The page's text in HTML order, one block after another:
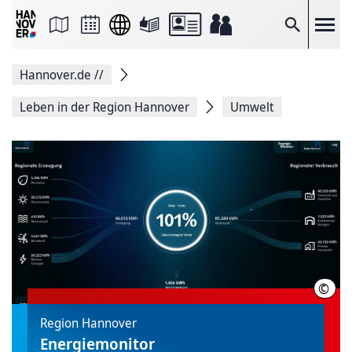
Suche
Seite
Facebook
Seitenlink
Seite
Drucken
Hannover.de //
Leben in der Region Hannover
Umwelt
© RH
Region Hannover
Energiemonitor